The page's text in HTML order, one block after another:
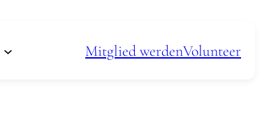
Mitglied werdenVolunteer